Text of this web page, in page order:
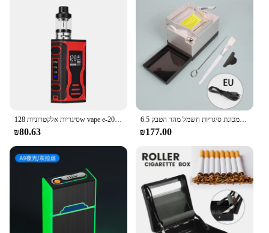
סיגריות אלקטרוניות 128w vape e-נוזלי 3.5 מאייד תיבת 2000mah תיבת mod ערכת vape vape vkah vaper לעומת ערכת עיצוב 200w
₪80.63
6.5 מ "מ צינור 8 מ" מ אוטומטי מתגלגל מכונת סיגריות חשמל מהר הטבק
₪177.00